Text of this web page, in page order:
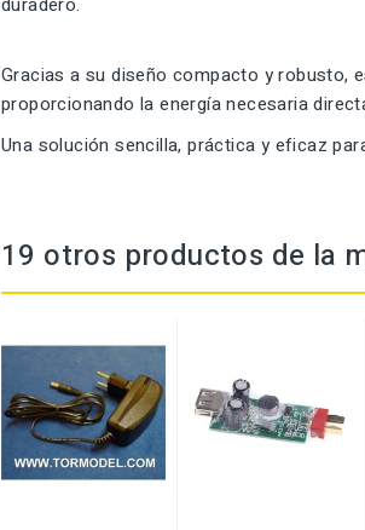
Gracias a su diseño compacto y robusto,
proporcionando la energía necesaria
Una solución sencilla, práctica y eficaz
19 otros productos de la